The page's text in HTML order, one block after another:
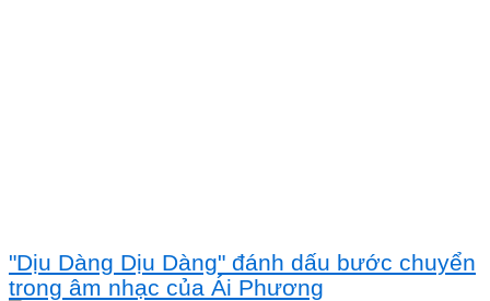
"Dịu Dàng Dịu Dàng" đánh dấu bước chuyển
trong âm nhạc của Ái Phương